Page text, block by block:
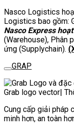
Nasco Logistics
Logistics bao gồm:
Nasco Express
(Warehouse), Phân
ứng (Supplychain).
GRAP
Cung cấp giải pháp
minh hơn, an toàn